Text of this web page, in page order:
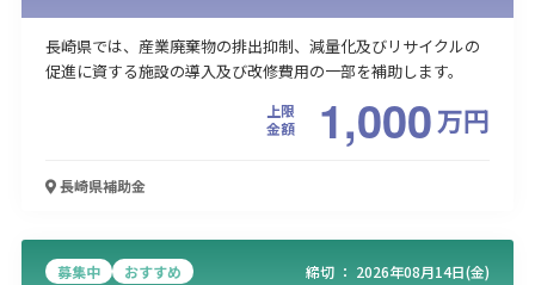
長崎県では、産業廃棄物の排出抑制、減量化及びリサイクルの
促進に資する施設の導入及び改修費用の一部を補助します。
上限
金額
1,000万円
長崎県補助金
募集中 おすすめ 締切 ： 2026年08月14日(金)